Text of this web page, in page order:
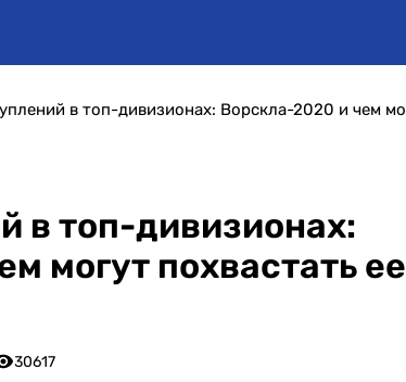
в топ-дивизионах:
могут похвастать ее
30617